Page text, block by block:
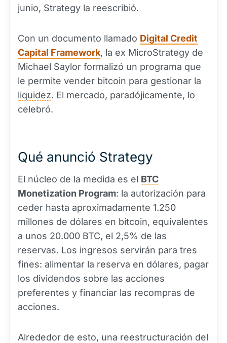
junio, Strategy la reescribió.
Con un documento llamado Digital Credit
Capital Framework, la ex MicroStrategy de
Michael Saylor formalizó un programa que
le permite vender bitcoin para gestionar la
liquidez. El mercado, paradójicamente, lo
celebró.
Qué anunció Strategy
El núcleo de la medida es el BTC
Monetization Program: la autorización para
ceder hasta aproximadamente 1.250
millones de dólares en bitcoin, equivalentes
a unos 20.000 BTC, el 2,5% de las
reservas. Los ingresos servirán para tres
fines: alimentar la reserva en dólares, pagar
los dividendos sobre las acciones
preferentes y financiar las recompras de
acciones.
Alrededor de esto, una reestructuración del